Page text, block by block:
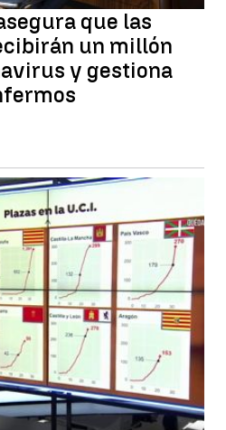
que las
un millón
y gestiona